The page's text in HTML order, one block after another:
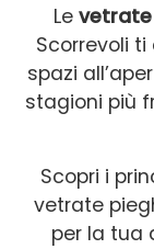
Le
Scorrevoli
spazi
stagioni più
Scopri i
vetrate
per la tua